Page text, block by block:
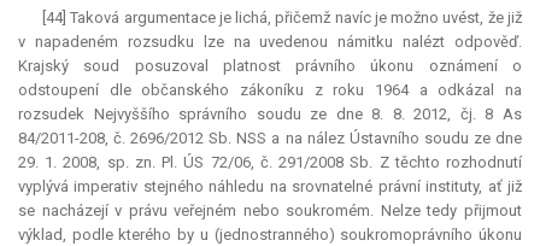
[44] Taková argumentace je lichá, přičemž navíc je možno uvést, že již
v napadeném rozsudku lze na uvedenou námitku nalézt odpověď.
Krajský soud posuzoval platnost právního úkonu oznámení o
odstoupení dle občanského zákoníku z roku 1964 a odkázal na
rozsudek Nejvyššího správního soudu ze dne 8. 8. 2012, čj. 8 As
84/2011-208, č. 2696/2012 Sb. NSS a na nález Ústavního soudu ze dne
29. 1. 2008, sp. zn. Pl. ÚS 72/06, č. 291/2008 Sb. Z těchto rozhodnutí
vyplývá imperativ stejného náhledu na srovnatelné právní instituty, ať již
se nacházejí v právu veřejném nebo soukromém. Nelze tedy přijmout
výklad, podle kterého by u (jednostranného) soukromoprávního úkonu